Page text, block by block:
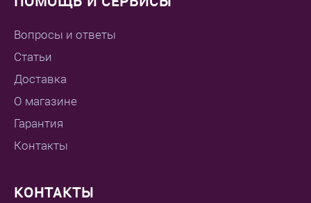
Вопросы и ответы
Статьи
Доставка
О магазине
Гарантия
Контакты
КОНТАКТЫ